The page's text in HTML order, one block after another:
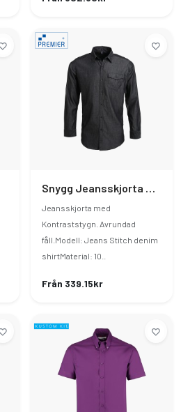
Snygg Jeansskjorta Med Kontraststygn
Jeansskjorta med
Kontraststygn. Avrundad
fåll.Modell: Jeans Stitch denim
shirtMaterial: 10..
Från 339.15kr